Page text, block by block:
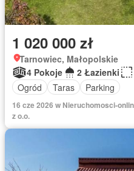
1 020 000 zł
Tarnowiec, Małopolskie
4 Pokoje
2 Łazienki
Ogród
Taras Parking
16 cze 2026 w Nieruchomosci-
z o.o.